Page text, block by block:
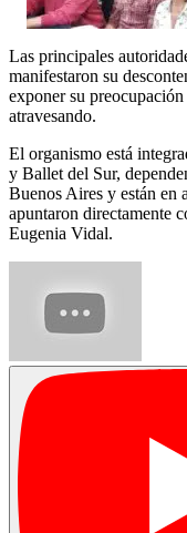
Las principales
manifestaron su
exponer su
atravesando.
El organismo está
y Ballet del Sur,
Buenos Aires y están en
apuntaron directamente
Eugenia Vidal.